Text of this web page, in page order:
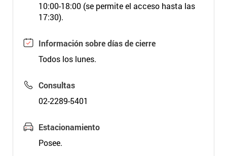
10:00-18:00 (se permite el acceso hasta las
17:30).
Información sobre días de cierre
Todos los lunes.
Consultas
02-2289-5401
Estacionamiento
Posee.